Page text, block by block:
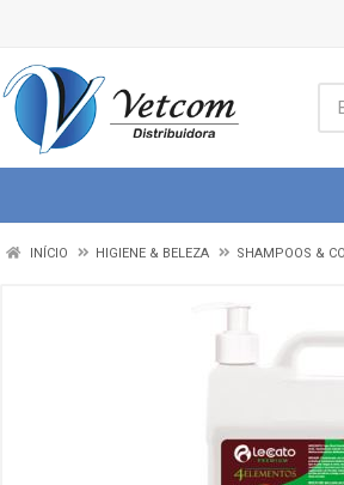
INÍCIO HIGIENE & BELEZA SHAMPOOS &